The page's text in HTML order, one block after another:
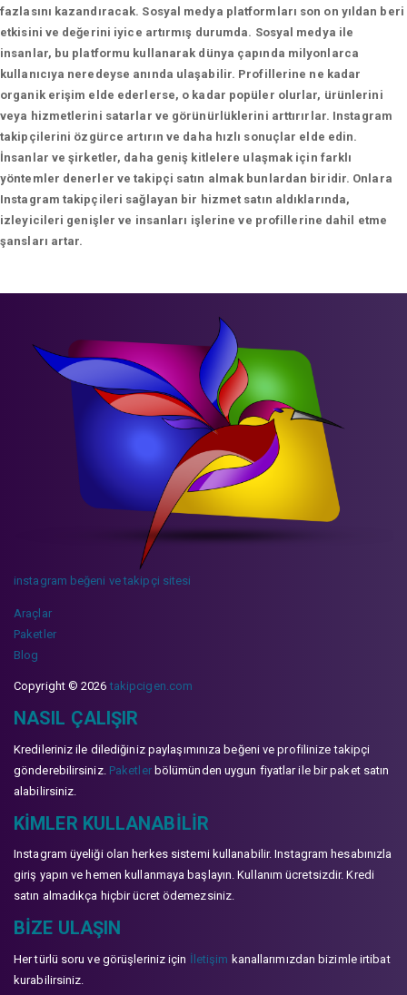
fazlasını kazandıracak. Sosyal medya platformları son on yıldan beri
etkisini ve değerini iyice artırmış durumda. Sosyal medya ile
insanlar, bu platformu kullanarak dünya çapında milyonlarca
kullanıcıya neredeyse anında ulaşabilir. Profillerine ne kadar
organik erişim elde ederlerse, o kadar popüler olurlar, ürünlerini
veya hizmetlerini satarlar ve görünürlüklerini arttırırlar. Instagram
takipçilerini özgürce artırın ve daha hızlı sonuçlar elde edin.
İnsanlar ve şirketler, daha geniş kitlelere ulaşmak için farklı
yöntemler denerler ve takipçi satın almak bunlardan biridir. Onlara
Instagram takipçileri sağlayan bir hizmet satın aldıklarında,
izleyicileri genişler ve insanları işlerine ve profillerine dahil etme
şansları artar.
instagram beğeni ve takipçi sitesi
Araçlar
Paketler
Blog
Copyright © 2026takipcigen.com
NASIL ÇALIŞIR
Kredileriniz ile dilediğiniz paylaşımınıza beğeni ve profilinize takipçi
gönderebilirsiniz. Paketlerbölümünden uygun fiyatlar ile bir paket satın
alabilirsiniz.
KIMLER KULLANABILIR
Instagram üyeliği olan herkes sistemi kullanabilir. Instagram hesabınızla
giriş yapın ve hemen kullanmaya başlayın. Kullanım ücretsizdir. Kredi
satın almadıkça hiçbir ücret ödemezsiniz.
BIZE ULAŞIN
Her türlü soru ve görüşleriniz için İletişim kanallarımızdan bizimle irtibat
kurabilirsiniz.